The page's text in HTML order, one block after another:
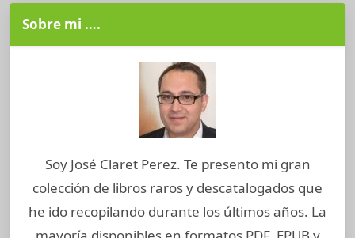
Sobre mi ….
Soy José Claret Perez. Te presento mi gran
colección de libros raros y descatalogados que
he ido recopilando durante los últimos años. La